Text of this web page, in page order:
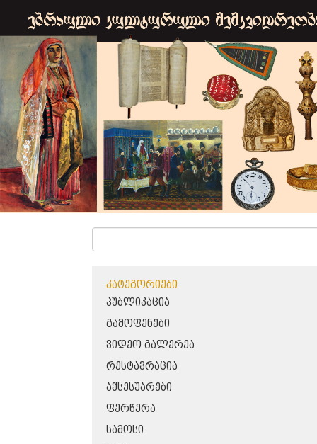
ᲙᲐᲢᲔᲒᲝᲠᲘᲔᲑᲘ
ᲞᲣᲑᲚᲘᲙᲐᲪᲘᲐ
ᲒᲐᲛᲝᲤᲔᲜᲔᲑᲘ
ᲕᲘᲓᲔᲝ ᲒᲐᲚᲔᲠᲔᲐ
ᲠᲔᲡᲢᲐᲕᲠᲐᲪᲘᲐ
ᲐᲥᲡᲔᲡᲣᲐᲠᲔᲑᲘ
ᲤᲔᲠᲬᲔᲠᲐ
ᲡᲐᲛᲝᲡᲘ